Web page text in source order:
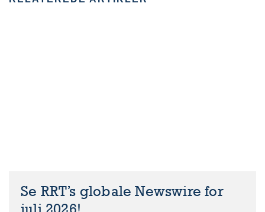
Se RRT’s globale Newswire for